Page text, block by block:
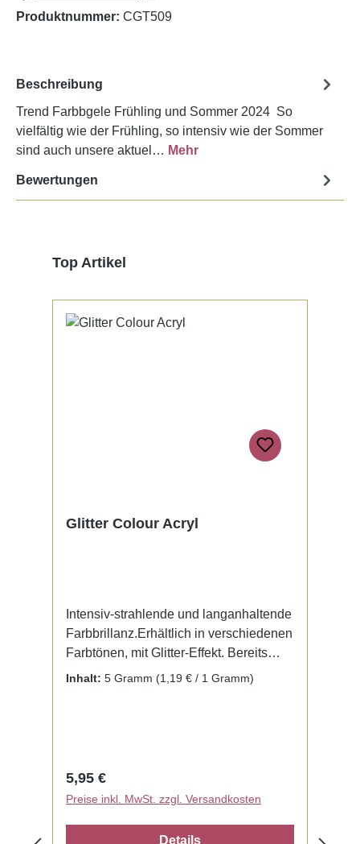
Produktnummer: CGT509
Beschreibung
Trend Farbbgele Frühling und Sommer 2024 So
vielfältig wie der Frühling, so intensiv wie der Sommer
sind auch unsere aktuel… Mehr
Bewertungen
Produktgalerie überspringen
Top Artikel
Glitter Colour Acryl
Intensiv-strahlende und langanhaltende
Farbbrillanz.Erhältlich in verschiedenen
Farbtönen, mit Glitter-Effekt. Bereits
fertig zur Benutzung mit Liquid. Kein
Inhalt: 5 Gramm (1,19 € / 1 Gramm)
Regulärer Preis:
5,95 €
Preise inkl. MwSt. zzgl. Versandkosten
Details